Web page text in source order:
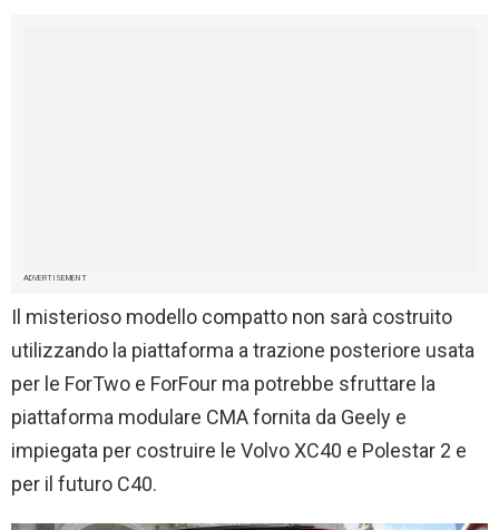
ADVERTISEMENT
Il misterioso modello compatto non sarà costruito
utilizzando la piattaforma a trazione posteriore usata
per le ForTwo e ForFour ma potrebbe sfruttare la
piattaforma modulare CMA fornita da Geely e
impiegata per costruire le Volvo XC40 e Polestar 2 e
per il futuro C40.